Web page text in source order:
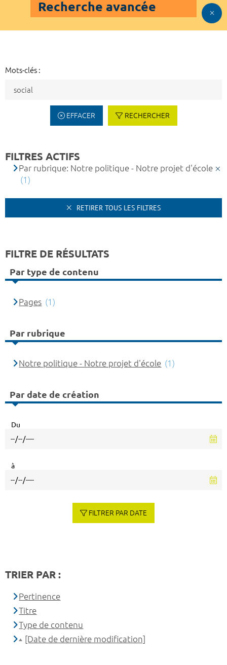
Recherche avancée
Mots-clés :
EFFACER RECHERCHER
FILTRES ACTIFS
Par rubrique: Notre politique - Notre projet d'école
(1)
RETIRER TOUS LES FILTRES
FILTRE DE RÉSULTATS
Par type de contenu
Pages (1)
Par rubrique
Notre politique - Notre projet d'école (1)
Par date de création
Du
à
FILTRER PAR DATE
TRIER PAR :
Pertinence
Titre
Type de contenu
[Date de dernière modification]